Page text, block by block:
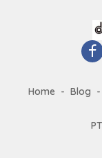
Home Blog